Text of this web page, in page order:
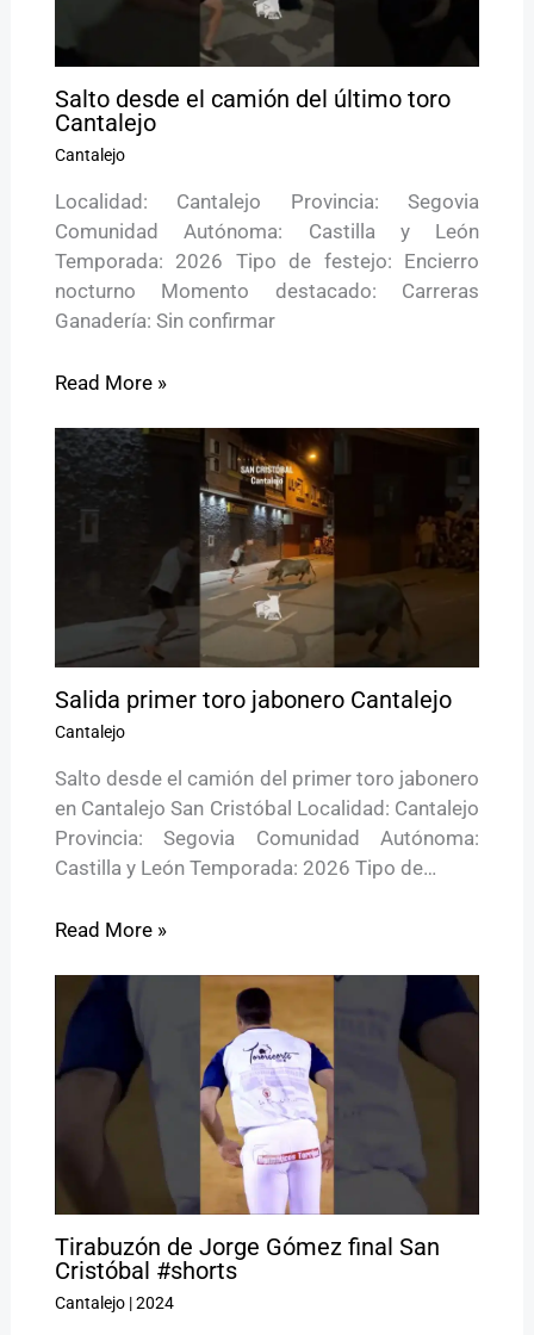
Salto desde el camión del último toro
Cantalejo
Cantalejo
Localidad: Cantalejo Provincia: Segovia
Comunidad Autónoma: Castilla y León
Temporada: 2026 Tipo de festejo: Encierro
nocturno Momento destacado: Carreras
Ganadería: Sin confirmar
Read More »
Salida primer toro jabonero Cantalejo
Cantalejo
Salto desde el camión del primer toro jabonero
en Cantalejo San Cristóbal Localidad: Cantalejo
Provincia: Segovia Comunidad Autónoma:
Castilla y León Temporada: 2026 Tipo de…
Read More »
Tirabuzón de Jorge Gómez final San
Cristóbal #shorts
Cantalejo|2024